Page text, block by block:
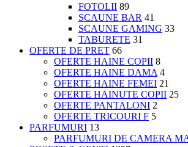
FOTOLII 89
SCAUNE BAR 41
SCAUNE GAMING 33
TABURETE 31
OFERTE DE PRET 66
OFERTE HAINE COPII 8
OFERTE HAINE DAMA 4
OFERTE HAINE FEMEI 21
OFERTE HAINUTE COPII 25
OFERTE PANTALONI 2
OFERTE TRICOURI F 5
PARFUMURI 13
PARFUMURI DE CAMERA